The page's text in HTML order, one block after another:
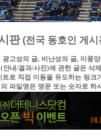
판(전국 동호인 게시
고성의 글, 비난성의 글, 미풍
내/결과/사진)에 관한 글은 삭
로 직접 이동을 유도하는 링크
파일명은 영문 또는 숫자로 하